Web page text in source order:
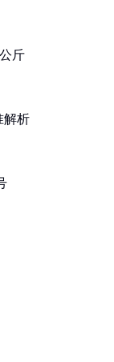
斤
解析